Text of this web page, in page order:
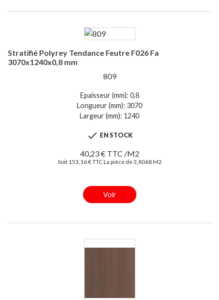
Stratifié Polyrey Tendance Feutre F026 Fa
3070x1240x0,8 mm
809
Epaisseur (mm): 0,8
Longueur (mm): 3070
Largeur (mm): 1240
 EN STOCK
40,23 € TTC /M2
Soit 153,16 € TTC La pièce de 3,8068 M2
Voir